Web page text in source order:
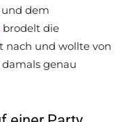
und dem
brodelt die
nach und wollte von
genau